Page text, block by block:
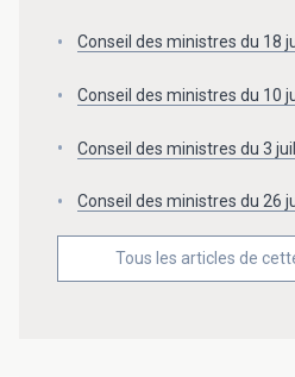
Conseil des ministres du 18
Conseil des ministres du 10
Conseil des ministres du 3
Conseil des ministres du 26
Tous les articles de